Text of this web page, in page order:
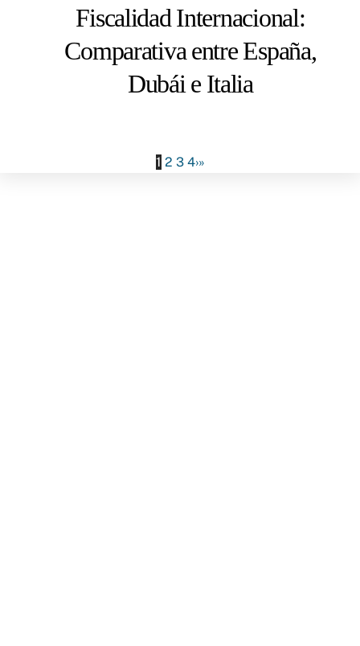
Fiscalidad Internacional:
Comparativa entre España,
Dubái e Italia
1 2 3 4›»